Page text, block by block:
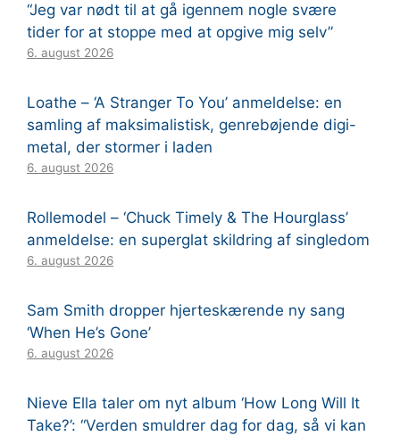
“Jeg var nødt til at gå igennem nogle svære
tider for at stoppe med at opgive mig selv”
6. august 2026
Loathe – ‘A Stranger To You’ anmeldelse: en
samling af maksimalistisk, genrebøjende digi-
metal, der stormer i laden
6. august 2026
Rollemodel – ‘Chuck Timely & The Hourglass’
anmeldelse: en superglat skildring af singledom
6. august 2026
Sam Smith dropper hjerteskærende ny sang
‘When He’s Gone’
6. august 2026
Nieve Ella taler om nyt album ‘How Long Will It
Take?’: “Verden smuldrer dag for dag, så vi kan